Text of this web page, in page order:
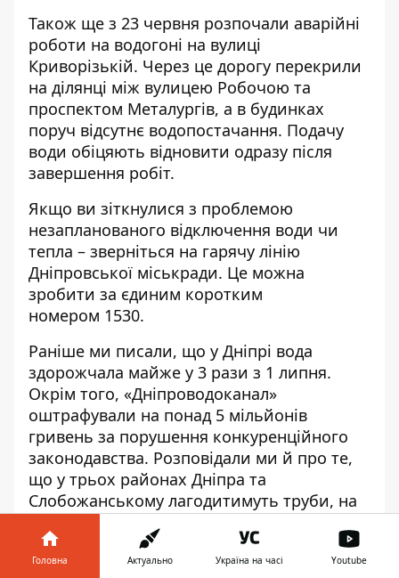
Також ще з 23 червня розпочали аварійні
роботи на водогоні на вулиці
Криворізькій. Через це дорогу перекрили
на ділянці між вулицею Робочою та
проспектом Металургів, а в будинках
поруч відсутнє водопостачання. Подачу
води обіцяють відновити одразу після
завершення робіт.
Якщо ви зіткнулися з проблемою
незапланованого відключення води чи
тепла – зверніться на гарячу лінію
Дніпровської міськради. Це можна
зробити за єдиним коротким
номером 1530.
Раніше ми писали, що у Дніпрі вода
здорожчала майже у 3 рази з 1 липня.
Окрім того, «Дніпроводоканал»
оштрафували на понад 5 мільйонів
гривень за порушення конкуренційного
законодавства. Розповідали ми й про те,
що у трьох районах Дніпра та
Слобожанському лагодитимуть труби, на
гривень.
Головна Актуально Україна на часі Youtube